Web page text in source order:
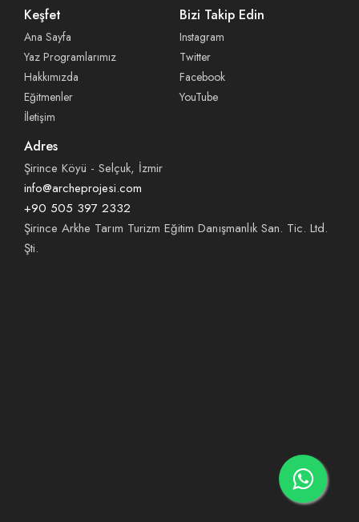
Keşfet
Ana Sayfa
Yaz Programlarımız
Hakkımızda
Eğitmenler
İletişim
Bizi Takip Edin
Instagram
Twitter
Facebook
YouTube
Adres
Şirince Köyü - Selçuk, İzmir
info@archeprojesi.com
+90 505 397 2332
Şirince Arkhe Tarım Turizm Eğitim Danışmanlık San. Tic. Ltd.
Şti.